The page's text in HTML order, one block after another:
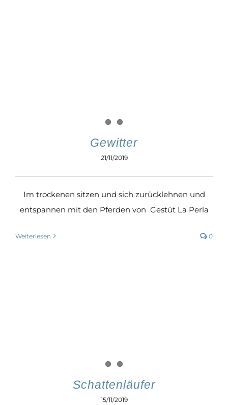
Gewitter
21/11/2019
Im trockenen sitzen und sich zurücklehnen und
entspannen mit den Pferden von Gestüt La Perla
Weiterlesen 0
Schattenläufer
15/11/2019